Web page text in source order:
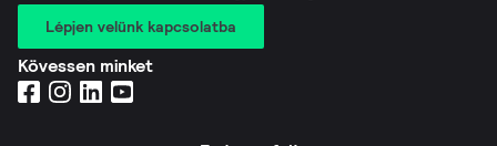
Lépjen velünk kapcsolatba
Kövessen minket